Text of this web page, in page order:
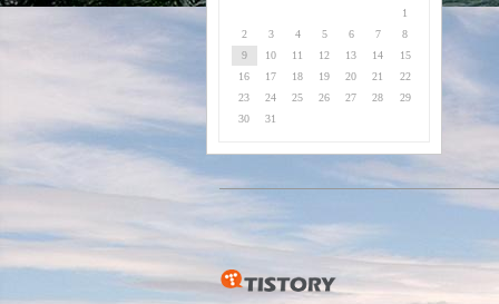
1
2
3 4 5 6 7
8
9
10 11 12 13 14
15
16
17 18 19 20 21
22
23
24 25 26 27 28
29
30
31